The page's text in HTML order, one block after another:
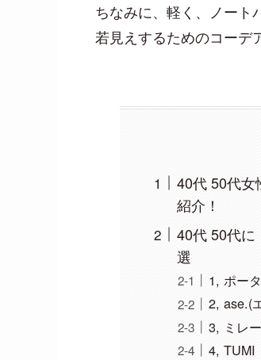
ちなみに、軽く、ノート
若見えするためのコーデ
40代 50代女
紹介！
40代 50代に
選
1, ポー
2, ase.(
3, ミレー
4, TUMI